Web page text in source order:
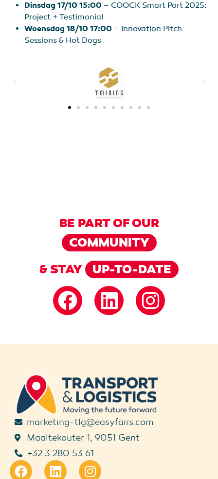
Dinsdag 17/10 15:00 – COOCK Smart Port 2025:
Project + Testimonial
Woensdag 18/10 17:00 – Innovation Pitch
Sessions & Hot Dogs
BE PART OF OUR
COMMUNITY
& STAY
UP-TO-DATE
marketing-tlg@easyfairs.com
Maaltekouter 1, 9051 Gent
+32 3 280 53 61